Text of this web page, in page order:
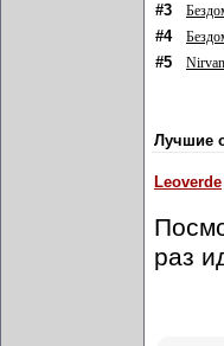
#3
#4
#5
Лучшие
Leoverde
раз